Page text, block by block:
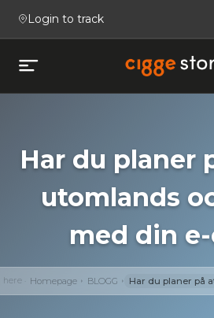
Login to track
Open mobile menu
Köp
Har du planer
utomlands
med din
here Homepage BLOGG Har du planer på